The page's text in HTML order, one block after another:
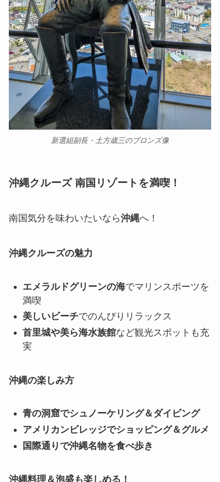
新選組副長・土方歳三のブロンズ像
沖縄クルーズ 南国リゾートを満喫！
南国気分を味わいたいなら沖縄へ！
沖縄クルーズの魅力
エメラルドグリーンの海でマリンスポーツを
満喫
美しいビーチでのんびりリラックス
首里城や美ら海水族館など観光スポットも充
実
沖縄の楽しみ方
青の洞窟でシュノーケリング＆ダイビング
アメリカンビレッジでショッピング＆グルメ
国際通りで沖縄名物を食べ歩き
沖縄料理＆泡盛も楽しめる！